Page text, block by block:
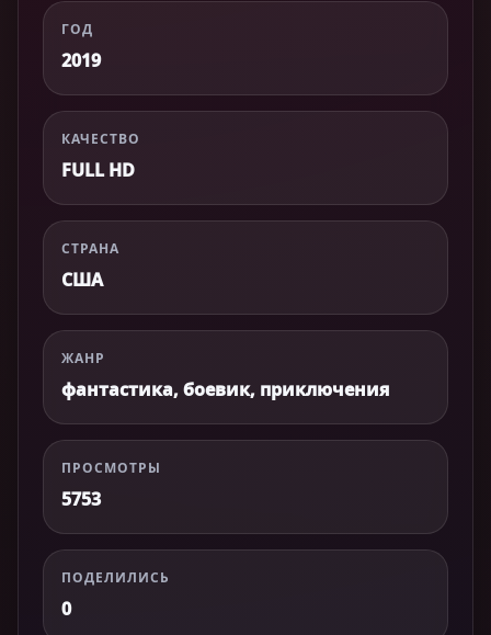
ГОД
2019
КАЧЕСТВО
FULL HD
СТРАНА
США
ЖАНР
фантастика, боевик, приключения
ПРОСМОТРЫ
5753
ПОДЕЛИЛИСЬ
0